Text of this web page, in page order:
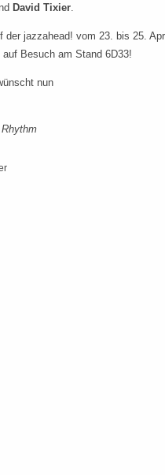
David Tixier
der jazzahead! vom 23. bis 25.
Besuch am Stand 6D33!
nun